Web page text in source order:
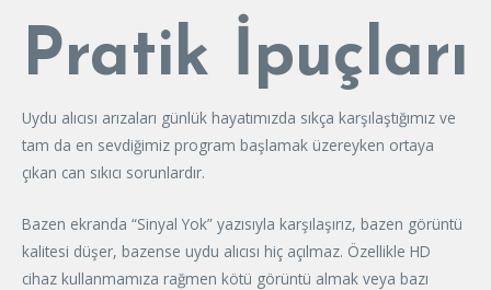
Pratik İpuçları
Uydu alıcısı arızaları günlük hayatımızda sıkça karşılaştığımız ve
tam da en sevdiğimiz program başlamak üzereyken ortaya
çıkan can sıkıcı sorunlardır.
Bazen ekranda “Sinyal Yok” yazısıyla karşılaşırız, bazen görüntü
kalitesi düşer, bazense uydu alıcısı hiç açılmaz. Özellikle HD
cihaz kullanmamıza rağmen kötü görüntü almak veya bazı